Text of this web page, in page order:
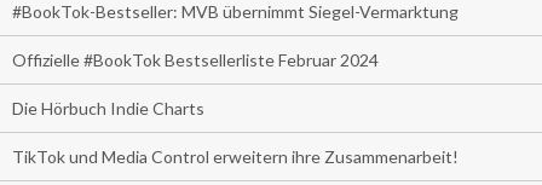
#BookTok-Bestseller: MVB übernimmt Siegel-Vermarktung
Offizielle #BookTok Bestsellerliste Februar 2024
Die Hörbuch Indie Charts
TikTok und Media Control erweitern ihre Zusammenarbeit!